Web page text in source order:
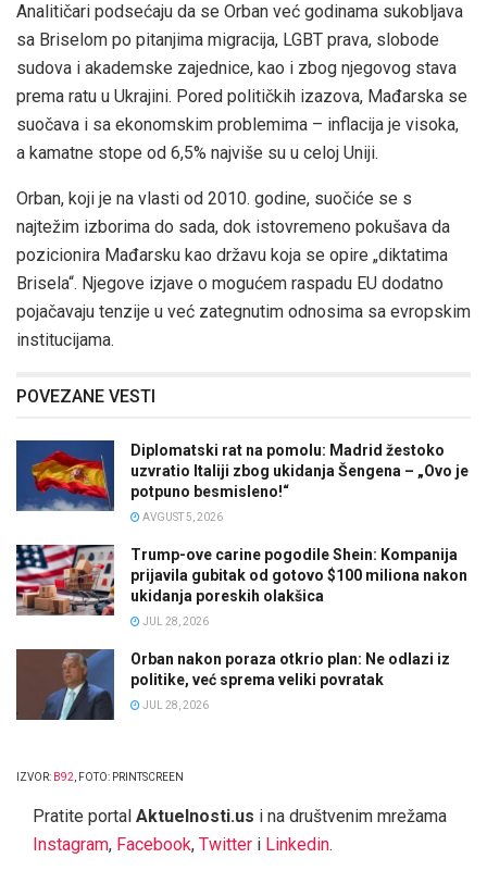
Analitičari podsećaju da se Orban već godinama sukobljava
sa Briselom po pitanjima migracija, LGBT prava, slobode
sudova i akademske zajednice, kao i zbog njegovog stava
prema ratu u Ukrajini. Pored političkih izazova, Mađarska se
suočava i sa ekonomskim problemima – inflacija je visoka,
a kamatne stope od 6,5% najviše su u celoj Uniji.
Orban, koji je na vlasti od 2010. godine, suočiće se s
najtežim izborima do sada, dok istovremeno pokušava da
pozicionira Mađarsku kao državu koja se opire „diktatima
Brisela“. Njegove izjave o mogućem raspadu EU dodatno
pojačavaju tenzije u već zategnutim odnosima sa evropskim
institucijama.
POVEZANE VESTI
Diplomatski rat na pomolu: Madrid žestoko
uzvratio Italiji zbog ukidanja Šengena – „Ovo je
potpuno besmisleno!“
AVGUST 5, 2026
Trump-ove carine pogodile Shein: Kompanija
prijavila gubitak od gotovo $100 miliona nakon
ukidanja poreskih olakšica
JUL 28, 2026
Orban nakon poraza otkrio plan: Ne odlazi iz
politike, već sprema veliki povratak
JUL 28, 2026
IZVOR: B92 , FOTO: PRINTSCREEN
Pratite portal Aktuelnosti.us i na društvenim mrežama
Instagram, Facebook, Twitter i Linkedin.